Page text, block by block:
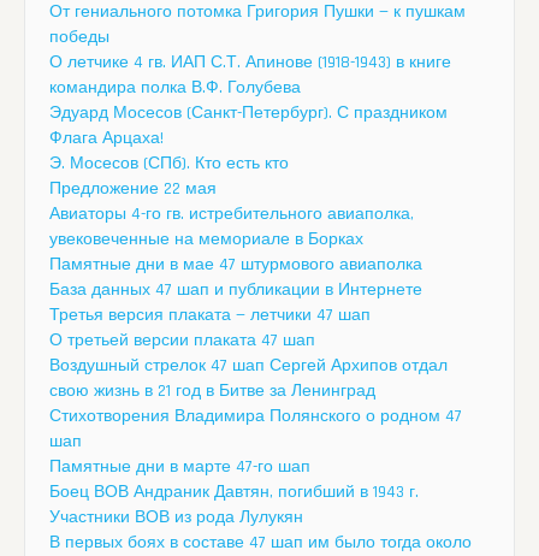
От гениального потомка Григория Пушки — к пушкам
победы
О летчике 4 гв. ИАП С.Т. Апинове (1918-1943) в книге
командира полка В.Ф. Голубева
Эдуард Мосесов (Санкт-Петербург). С праздником
Флага Арцаха!
Э. Мосесов (СПб). Кто есть кто
Предложение 22 мая
Авиаторы 4-го гв. истребительного авиаполка,
увековеченные на мемориале в Борках
Памятные дни в мае 47 штурмового авиаполка
База данных 47 шап и публикации в Интернете
Третья версия плаката — летчики 47 шап
О третьей версии плаката 47 шап
Воздушный стрелок 47 шап Сергей Архипов отдал
свою жизнь в 21 год в Битве за Ленинград
Стихотворения Владимира Полянского о родном 47
шап
Памятные дни в марте 47-го шап
Боец ВОВ Андраник Давтян, погибший в 1943 г.
Участники ВОВ из рода Лулукян
В первых боях в составе 47 шап им было тогда около